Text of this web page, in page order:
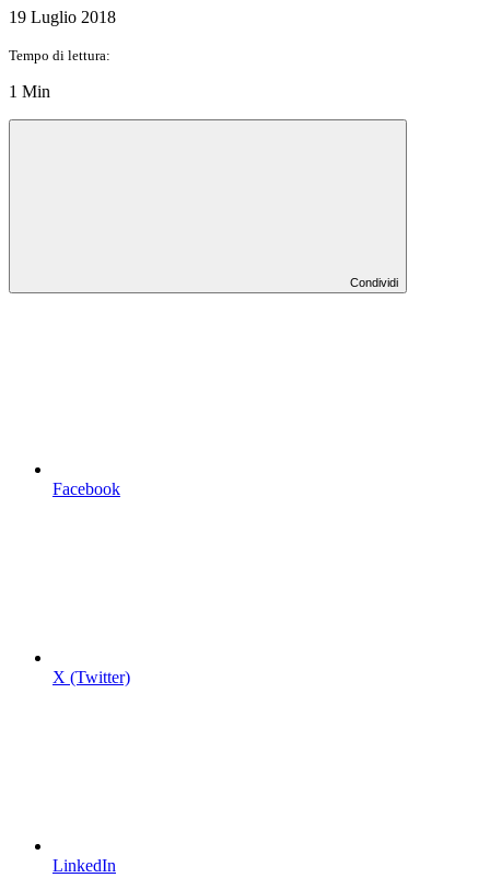
19 Luglio 2018
Tempo di lettura:
1 Min
Condividi
Facebook
X (Twitter)
LinkedIn